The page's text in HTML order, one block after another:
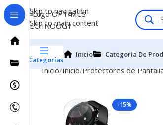
Skip to navigation
Skip to main content
Categorías
Inicio Categoría De
Inicio Inicio Protectores de
-15%